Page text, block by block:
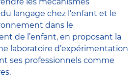
langage chez l’enfant et le
dans le
de l’enfant, en proposant la
laboratoire d’expérimentation
ses professionnels comme